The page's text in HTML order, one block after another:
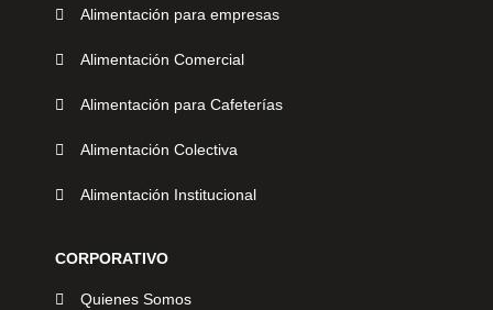
Alimentación para empresas
Alimentación Comercial
Alimentación para Cafeterías
Alimentación Colectiva
Alimentación Institucional
CORPORATIVO
Quienes Somos